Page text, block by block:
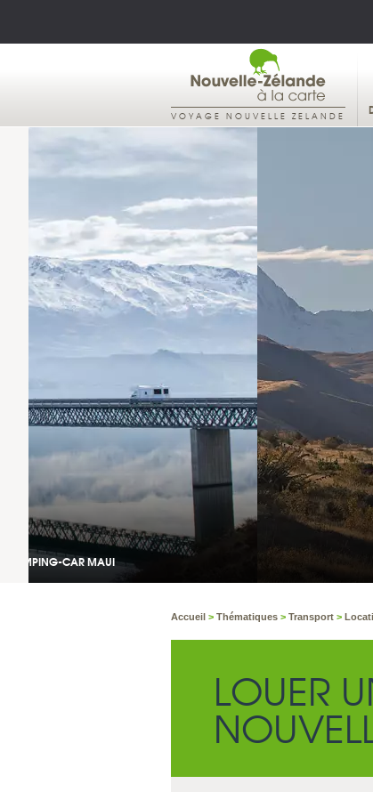
VOYAGE NOUVELLE ZELANDE
Accueil > Thématiques > Transport >
LOUER